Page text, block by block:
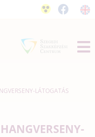
LÁTOGATÁS